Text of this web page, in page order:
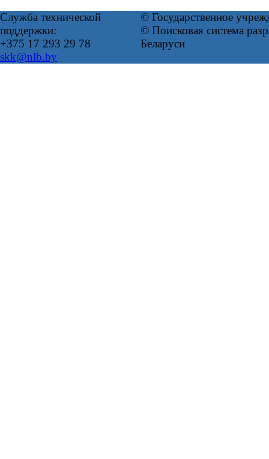
Служба технической
поддержки:
+375 17 293 29 78
skk@nlb.by
© Государственное
© Поисковая система
Беларуси